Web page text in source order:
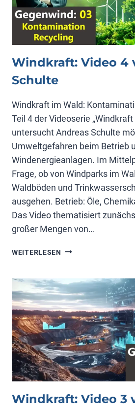
Windkraft: Video 4
Schulte
Windkraft im Wald:
Teil 4 der Videoserie „Windkraft
untersucht Andreas Schulte
Umweltgefahren beim Betrieb
Windenergieanlagen. Im
Frage, ob von Windparks im
Waldböden und
ausgehen. Betrieb: Öle,
Das Video thematisiert
großer Mengen von…
WEITERLESEN WINDKRAFT:
VON
PROF.
SCHULTE
Windkraft: Video 3